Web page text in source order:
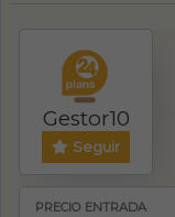
Gestor10
Seguir
PRECIO ENTRADA